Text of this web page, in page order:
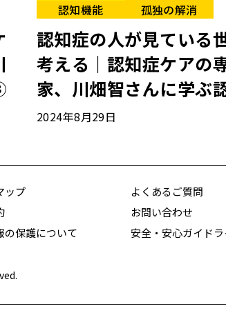
認知機能
孤独の解消
認知症の人が見ている
考える｜認知症ケアの
家、川畑智さんに学ぶ
ケア①
2024年8月29日
ップ
の保護について
よくあるご質問
お問い合わせ
安全・安心ガイド